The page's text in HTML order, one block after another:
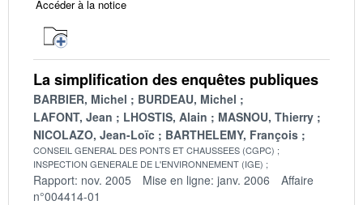
Accéder à la notice
La simplification des enquêtes publiques
BARBIER, Michel
BURDEAU, Michel
LAFONT, Jean
LHOSTIS, Alain
MASNOU, Thierry
NICOLAZO, Jean-Loïc
BARTHELEMY, François
CONSEIL GENERAL DES PONTS ET CHAUSSEES (CGPC)
INSPECTION GENERALE DE L'ENVIRONNEMENT (IGE)
Rapport: nov. 2005 Mise en ligne: janv. 2006
Affaire
n°004414-01